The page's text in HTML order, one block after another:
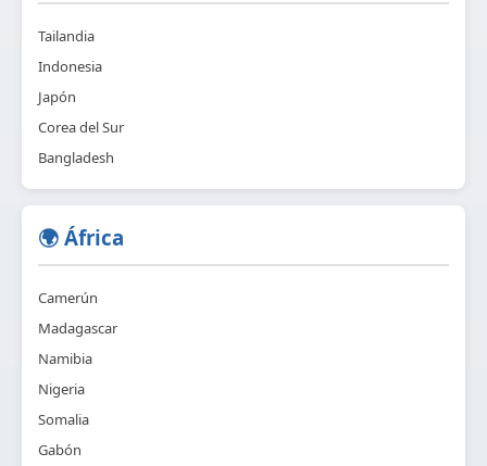
Tailandia
Indonesia
Japón
Corea del Sur
Bangladesh
🌍 África
Camerún
Madagascar
Namibia
Nigeria
Somalia
Gabón